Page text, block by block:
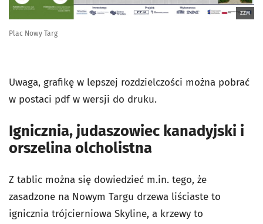
ZZM
Plac Nowy Targ
Uwaga, grafikę w lepszej rozdzielczości można pobrać
w postaci pdf w wersji do druku.
Ignicznia, judaszowiec kanadyjski i
orszelina olcholistna
Z tablic można się dowiedzieć m.in. tego, że
zasadzone na Nowym Targu drzewa liściaste to
ignicznia trójcierniowa Skyline, a krzewy to